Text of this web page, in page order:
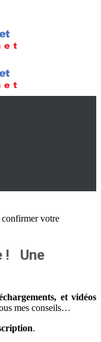
confirmer votre
! Une
et vidéos
mes conseils…
.